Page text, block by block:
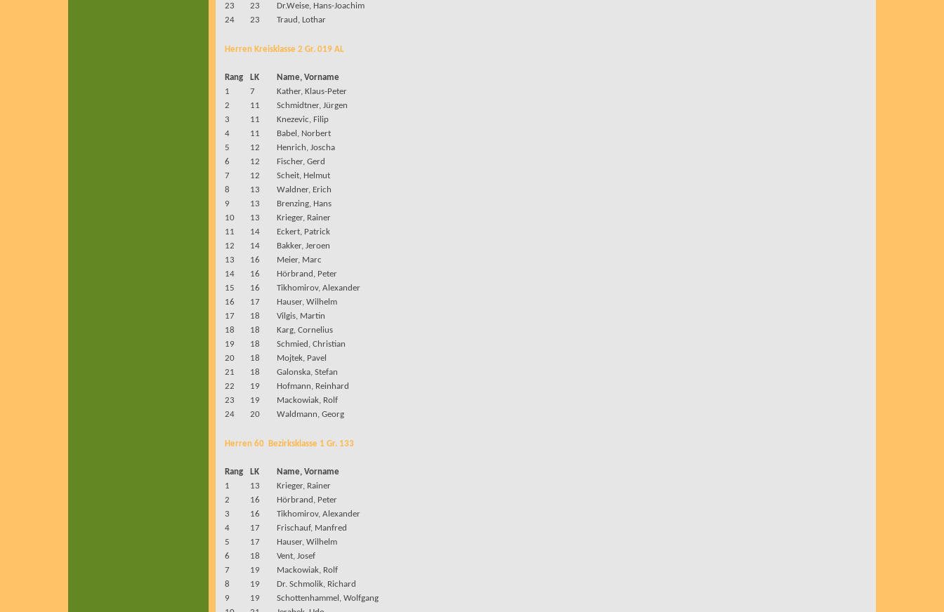
23
23
Dr.Weise, Hans-Joachim
24
23 Traud, Lothar
Herren Kreisklasse 2 Gr. 019 AL
Rang LK
Name, Vorname
1
7
Kather, Klaus-Peter
2
11
Schmidtner, Jürgen
3
11
Knezevic, Filip
4
11
Babel, Norbert
5
12
Henrich, Joscha
6
12
Fischer, Gerd
7
12
Scheit, Helmut
8
13
Waldner, Erich
9
13
Brenzing, Hans
10
13
Krieger, Rainer
11
14
Eckert, Patrick
12
14
Bakker, Jeroen
13
16
Meier, Marc
14
16
Hörbrand, Peter
15
16
Tikhomirov, Alexander
16
17
Hauser, Wilhelm
17
18
Vilgis, Martin
18
18
Karg, Cornelius
19
18
Schmied, Christian
20
18
Mojtek, Pavel
21
18
Galonska, Stefan
22
19
Hofmann, Reinhard
23
19
Mackowiak, Rolf
24
20 Waldmann, Georg
Herren 60 Bezirksklasse 1 Gr. 133
Rang LK
Name, Vorname
1
13
Krieger, Rainer
2
16
Hörbrand, Peter
3
16
Tikhomirov, Alexander
4
17
Frischauf, Manfred
5
17
Hauser, Wilhelm
6
18
Vent, Josef
7
19
Mackowiak, Rolf
8
19
Dr. Schmolik, Richard
9
19
Schottenhammel, Wolfgang